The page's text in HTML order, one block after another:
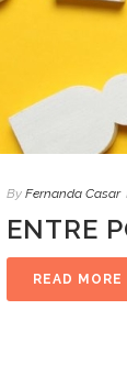
By Fernanda Casar
ENTRE
READ MORE